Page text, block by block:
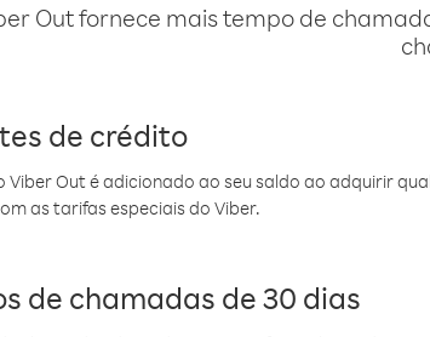
Out fornece mais tempo de
de crédito
Viber Out é adicionado ao seu saldo ao adquirir
as tarifas especiais do Viber.
de chamadas de 30 dias